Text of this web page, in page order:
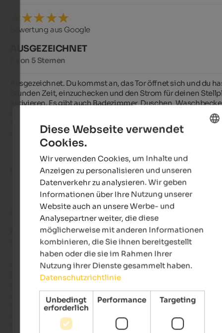
Bewertung aus Google
AUSGEZEICHNET
5 von 5 Sternen
Ausgezeichnet. Du kommst an, das Tor öffnet sich und du
Stunden Zeit, einzuchecken und den Strom für deinen
aktivieren. Es gibt auch Badezimmer, Duschen,
Geschirr und Kleidung sowie eine Waschmaschine und
Trockner. Es bietet alle Annehmlichkeiten für Camper; eine
und erschwingliche Option.
Gonçalo- September 2024
Bewertung aus Google
AUSGEZEICHNET
5 von 5 Sternen
Wir waren Anfang Juni mit zwei Personen und einem Hund
Woche dort und haben uns dort ausgeruht und
um die Dolomiten von allen Seiten zu erkunden. Die
selbst bietet alles, was man braucht: ein gemütliches
eine richtige Küche zum Kochen und ... was für eine
GERMAN
Diese Webseite verwendet
Cookies.
Wir verwenden Cookies, um Inhalte und
Anzeigen zu personalisieren und unseren
Datenverkehr zu analysieren. Wir geben
Informationen über Ihre Nutzung unserer
Website auch an unsere Werbe- und
Analysepartner weiter, die diese
möglicherweise mit anderen Informationen
kombinieren, die Sie ihnen bereitgestellt
haben oder die sie im Rahmen Ihrer
Nutzung ihrer Dienste gesammelt haben.
Datenschutzrichtlinie
Unbedingt
erforderlich
Performance Targeting